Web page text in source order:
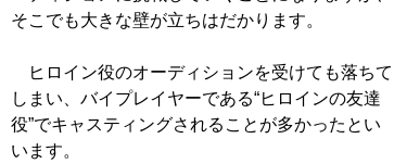
そこでも大きな壁が立ちはだかります。
ヒロイン役のオーディションを受けても落ちて
しまい、バイプレイヤーである“ヒロインの友達
役”でキャスティングされることが多かったとい
います。